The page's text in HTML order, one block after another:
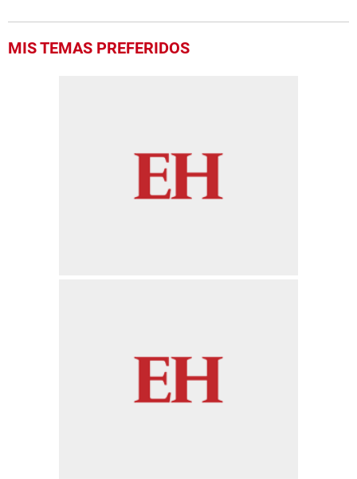
MIS TEMAS PREFERIDOS